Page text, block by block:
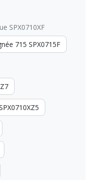
SPX0710XF
715 SPX0715F